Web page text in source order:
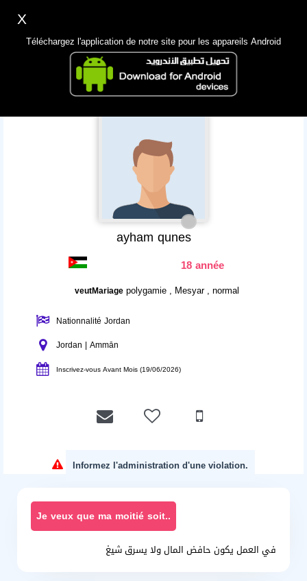
App Mobile
ayham qunes
18 année
veutMariagepolygamie , Mesyar , normal
Nationnalité Jordan
Jordan | Ammān
Inscrivez-vous Avant Mois (19/06/2026)
Informez l'administration d'une violation.
Je veux que ma moitié soit..
في العمل يكون حافض المال ولا يسرق شيغ
X
Téléchargez l'application de notre site pour les appareils Android